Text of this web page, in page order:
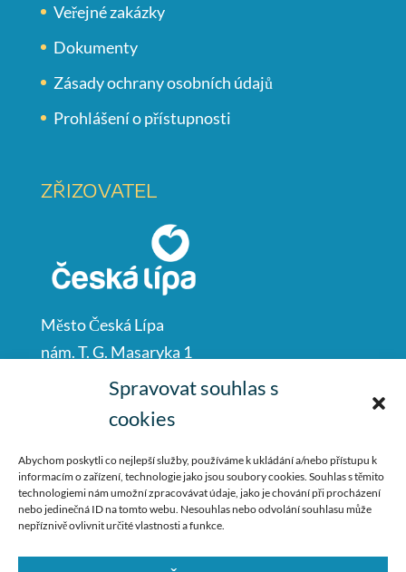
Spravovat souhlas s
cookies
Abychom poskytli co nejlepší služby, používáme k ukládání a/nebo přístupu k
informacím o zařízení, technologie jako jsou soubory cookies. Souhlas s těmito
technologiemi nám umožní zpracovávat údaje, jako je chování při procházení
nebo jedinečná ID na tomto webu. Nesouhlas nebo odvolání souhlasu může
nepříznivě ovlivnit určité vlastnosti a funkce.
Veřejné zakázky
Dokumenty
Zásady ochrany osobních údajů
Prohlášení o přístupnosti
ZŘIZOVATEL
Město Česká Lípa
nám. T. G. Masaryka 1
Česká Lípa
487 881 111
podatelna@mucl.cz